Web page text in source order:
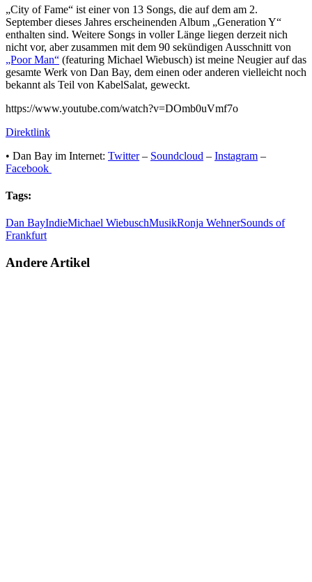
„City of Fame“ ist einer von 13 Songs, die auf dem am 2.
September dieses Jahres erscheinenden Album „Generation Y“
enthalten sind. Weitere Songs in voller Länge liegen derzeit nich
nicht vor, aber zusammen mit dem 90 sekündigen Ausschnitt von
„Poor Man“ (featuring Michael Wiebusch) ist meine Neugier auf das
gesamte Werk von Dan Bay, dem einen oder anderen vielleicht noch
bekannt als Teil von KabelSalat, geweckt.
https://www.youtube.com/watch?v=DOmb0uVmf7o
Direktlink
• Dan Bay im Internet: Twitter– Soundcloud – Instagram –
Facebook
Tags:
Dan BayIndieMichael WiebuschMusikRonja WehnerSounds of
Frankfurt
Andere Artikel